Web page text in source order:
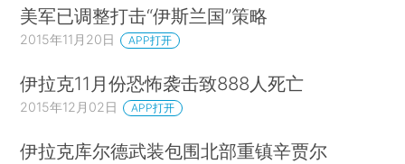
美军已调整打击“伊斯兰国”策略
2015年11月20日 APP打开
伊拉克11月份恐怖袭击致888人死亡
2015年12月02日 APP打开
伊拉克库尔德武装包围北部重镇辛贾尔